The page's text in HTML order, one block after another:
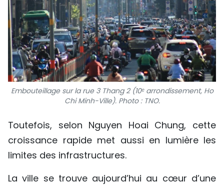
Embouteillage sur la rue 3 Thang 2 (10ᵉ arrondissement, Ho
Chi Minh-Ville). Photo : TNO.
Toutefois, selon Nguyen Hoai Chung, cette
croissance rapide met aussi en lumière les
limites des infrastructures.
La ville se trouve aujourd’hui au cœur d’une